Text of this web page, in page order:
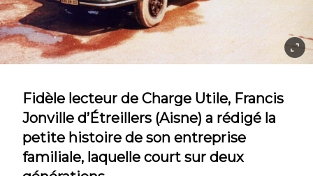
Fidèle lecteur de Charge Utile, Francis
Jonville d’Étreillers (Aisne) a rédigé la
petite histoire de son entreprise
familiale, laquelle court sur deux